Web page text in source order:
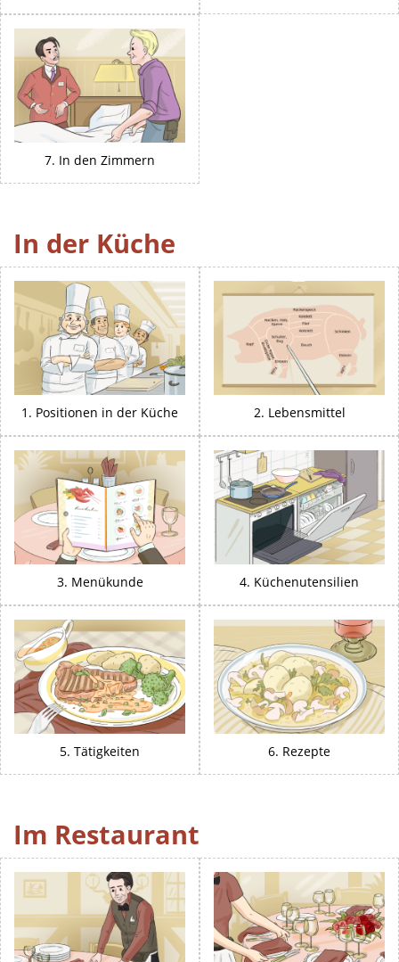
7. In den Zimmern
In der Küche
1. Positionen in der Küche 2. Lebensmittel
3. Menükunde 4. Küchenutensilien
5. Tätigkeiten 6. Rezepte
Im Restaurant